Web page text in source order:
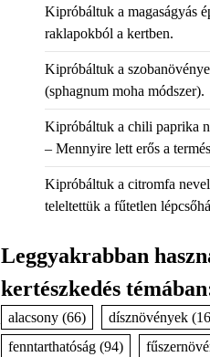
Kipróbáltuk a magaságyás
raklapokból a kertben.
Kipróbáltuk a
(sphagnum moha módszer).
Kipróbáltuk a chili paprika
– Mennyire lett erős a
Kipróbáltuk a citromfa
teleltettük a fűtetlen
Leggyakrabban
kertészkedés
alacsony(66) dísznövények
fenntarthatóság(94)